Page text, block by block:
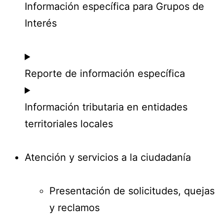
Información específica para Grupos de
Interés
Reporte de información específica
Información tributaria en entidades
territoriales locales
Atención y servicios a la ciudadanía
Presentación de solicitudes, quejas
y reclamos